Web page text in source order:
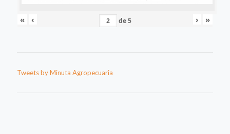
« ‹ de5 › »
Tweets by Minuta Agropecuaria